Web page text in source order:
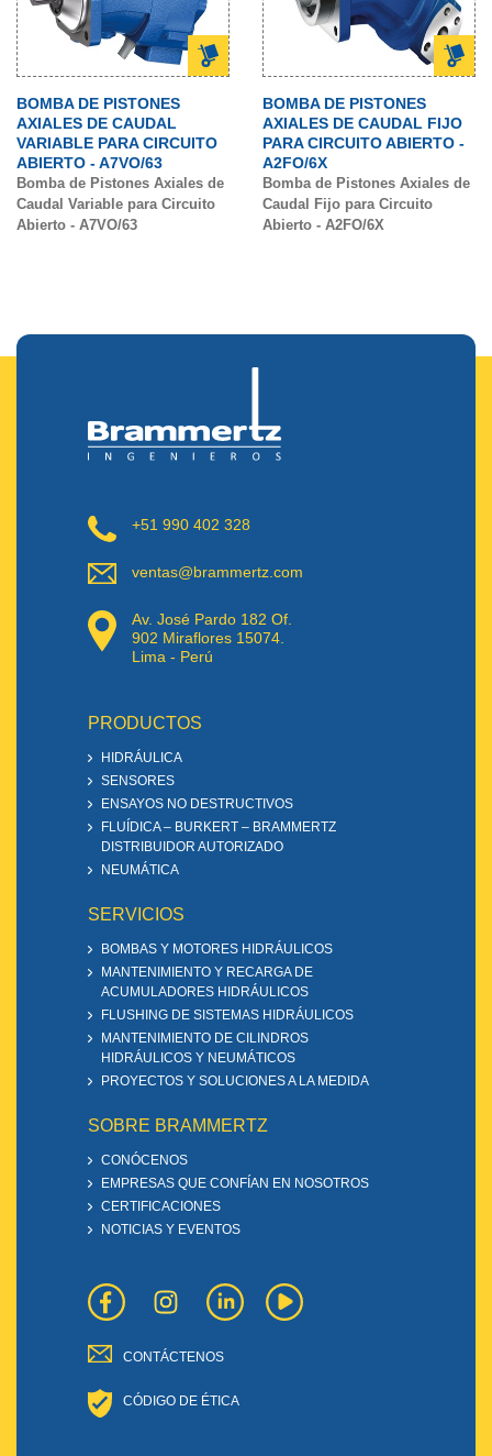
BOMBA DE PISTONES
AXIALES DE CAUDAL
VARIABLE PARA CIRCUITO
ABIERTO - A7VO/63
Bomba de Pistones Axiales de
Caudal Variable para Circuito
Abierto - A7VO/63
BOMBA DE PISTONES
AXIALES DE CAUDAL FIJO
PARA CIRCUITO ABIERTO -
A2FO/6X
Bomba de Pistones Axiales de
Caudal Fijo para Circuito
Abierto - A2FO/6X
+51 990 402 328
ventas@brammertz.com
Av. José Pardo 182 Of.
902 Miraflores 15074.
Lima - Perú
PRODUCTOS
HIDRÁULICA
SENSORES
ENSAYOS NO DESTRUCTIVOS
FLUÍDICA – BURKERT – BRAMMERTZ
DISTRIBUIDOR AUTORIZADO
NEUMÁTICA
SERVICIOS
BOMBAS Y MOTORES HIDRÁULICOS
MANTENIMIENTO Y RECARGA DE
ACUMULADORES HIDRÁULICOS
FLUSHING DE SISTEMAS HIDRÁULICOS
MANTENIMIENTO DE CILINDROS
HIDRÁULICOS Y NEUMÁTICOS
PROYECTOS Y SOLUCIONES A LA MEDIDA
SOBRE BRAMMERTZ
CONÓCENOS
EMPRESAS QUE CONFÍAN EN NOSOTROS
CERTIFICACIONES
NOTICIAS Y EVENTOS
CONTÁCTENOS
CÓDIGO DE ÉTICA